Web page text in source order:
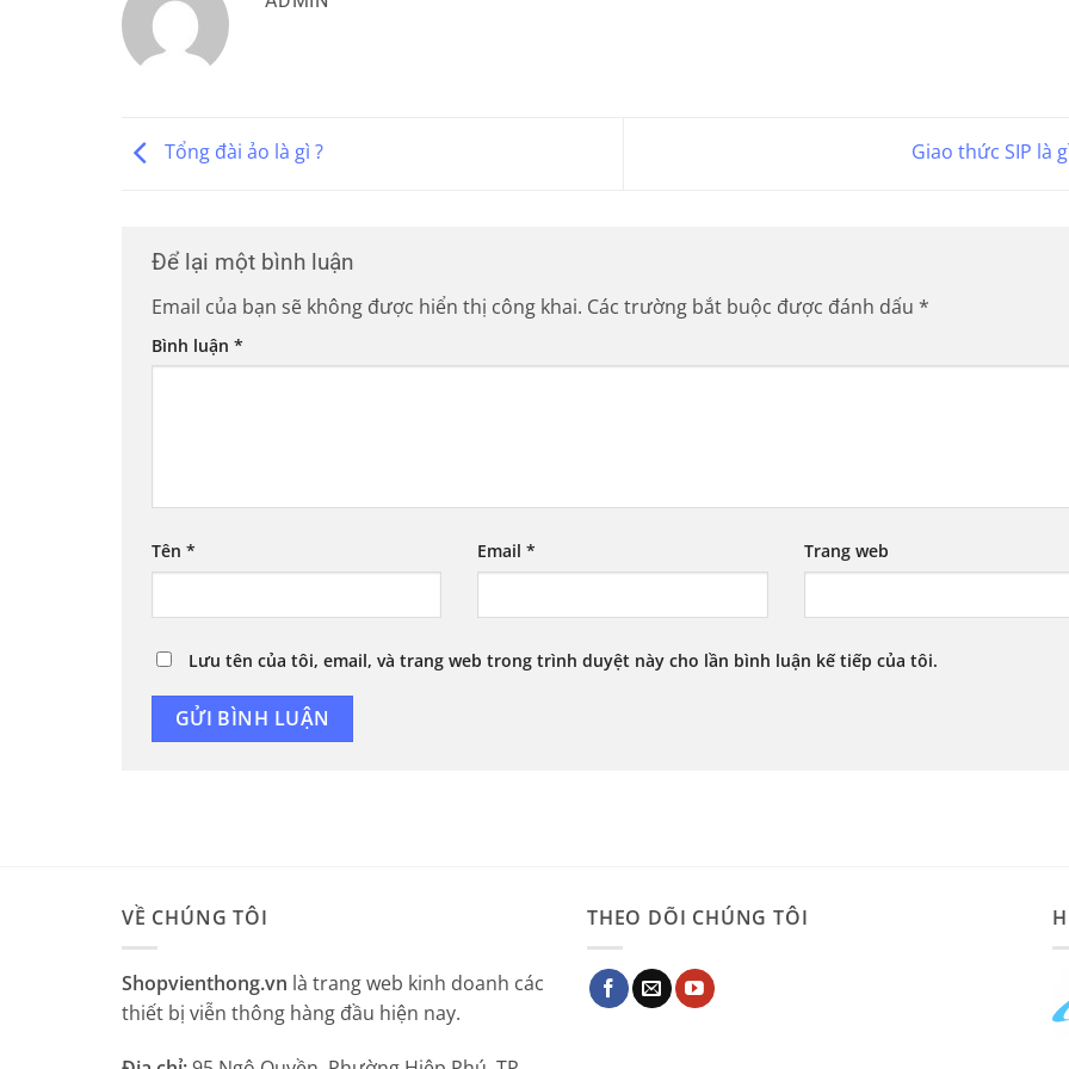
Tổng đài ảo là gì ? Giao thức SIP là
Để lại một bình luận
Email của bạn sẽ không được hiển thị công khai. Các trường bắt buộc được đánh dấu *
Bình luận *
Tên * Email* Trang web
Lưu tên của tôi, email, và trang web trong trình duyệt này cho lần bình luận kế tiếp của tôi.
VỀ CHÚNG TÔI
Shopvienthong.vn là trang web kinh doanh các
thiết bị viễn thông hàng đầu hiện nay.
THEO DÕI CHÚNG TÔI